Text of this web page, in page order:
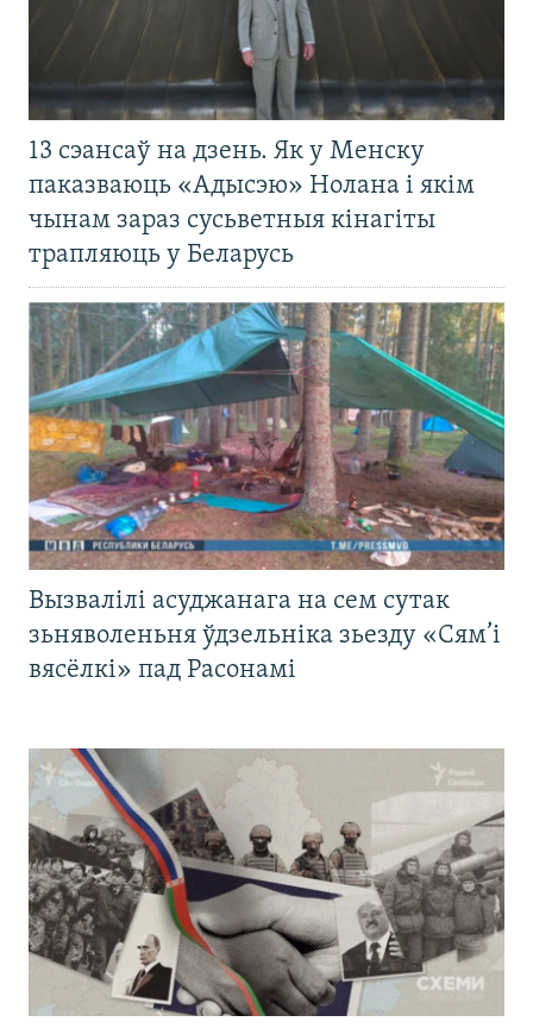
13 сэансаў на дзень. Як у Менску
паказваюць «Адысэю» Нолана і якім
чынам зараз сусьветныя кінагіты
трапляюць у Беларусь
Вызвалілі асуджанага на сем сутак
зьняволеньня ўдзельніка зьезду «Сям’і
вясёлкі» пад Расонамі